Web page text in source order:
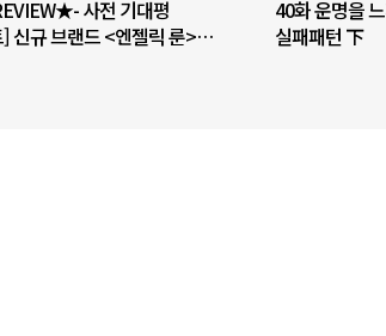
사전 기대평
신규 브랜드 <엔젤릭 룬>
40화 운명을
실패패턴 下